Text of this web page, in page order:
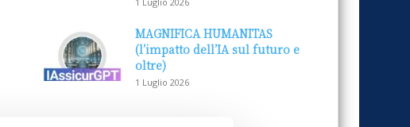
MAGNIFICA HUMANITAS
(l’impatto dell’IA sul futuro e
oltre)
1 Luglio 2026